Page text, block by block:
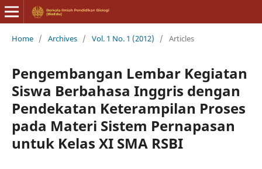
Home / Archives / Vol. 1 No. 1 (2012) / Articles
Pengembangan Lembar Kegiatan
Siswa Berbahasa Inggris dengan
Pendekatan Keterampilan Proses
pada Materi Sistem Pernapasan
untuk Kelas XI SMA RSBI